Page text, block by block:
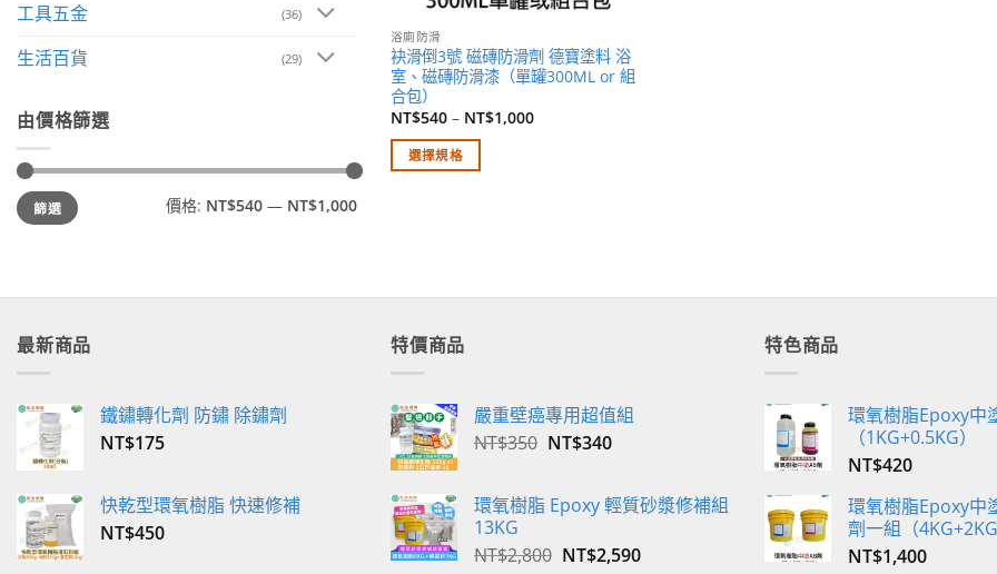
工具五金 (36)
生活百貨 (29)
由價格篩選
最
低
價
最
高
價
篩選 價格: NT$540 — NT$1,000
浴廁防滑
袂滑倒3號 磁磚防滑劑 德寶塗料 浴
室、磁磚防滑漆（單罐300ML or 組
合包）
NT$540– NT$1,000
選擇規格
款
在
產
品
頁
面
選
擇
最新商品
鐵鏽轉化劑 防鏽 除鏽劑
NT$175
快乾型環氧樹脂 快速修補
NT$450
特價商品
嚴重壁癌專用超值組
NT$350 原
格：
NT$340目
格：
環氧樹脂 Epoxy 輕質砂漿修補組
13KG
NT$2,800 原
NT$2,590目
特色商品
環氧樹脂Epoxy中
（1KG+0.5KG）
NT$420
環氧樹脂Epoxy中
劑一組（
NT$1,400